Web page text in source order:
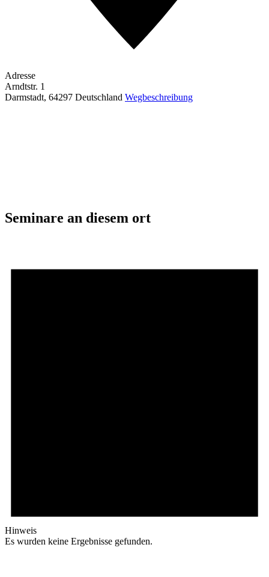
Adresse
Arndtstr. 1
Darmstadt, 64297 Deutschland Wegbeschreibung
Seminare an diesem ort
Hinweis
Es wurden keine Ergebnisse gefunden.